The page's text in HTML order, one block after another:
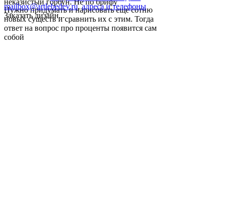
неказистый горбун. Не по брифу
Нужно придумать и нарисовать еще сотню
новых существ и сравнить их с этим. Тогда
ответ на вопрос про проценты появится сам
собой
mailbox@artlebedev.ru, адреса и телефоны
Заказать дизайн...